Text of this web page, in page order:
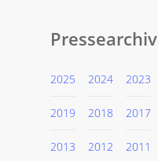
Pressearchiv
2025 2024 2023
2019 2018 2017
2013 2012 2011